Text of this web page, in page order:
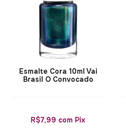
Esmalte Cora 10ml Vai
Brasil O Convocado
R$7,99 com Pix